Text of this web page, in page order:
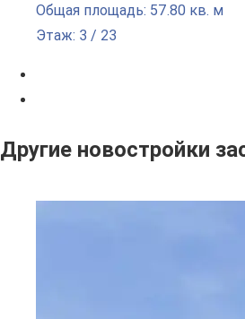
Общая площадь: 57.80 кв. м
Этаж: 3 / 23
Другие новостройки